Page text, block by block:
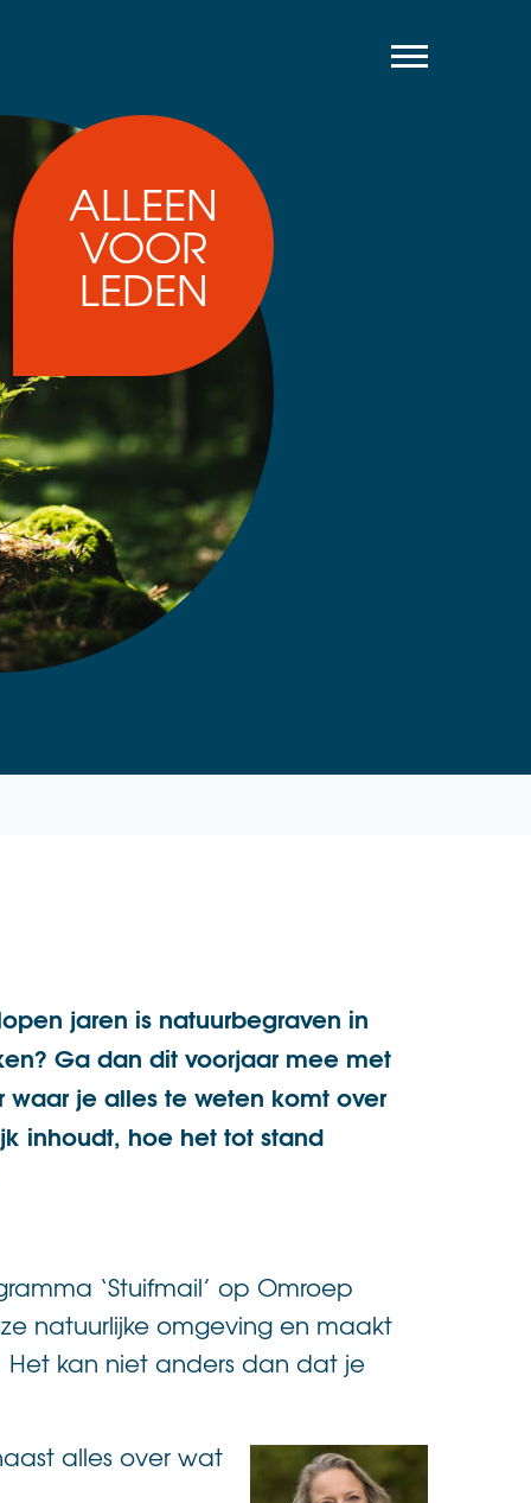
ALLEEN
VOOR
LEDEN
jaren is natuurbegraven in
Ga dan dit voorjaar mee met
je alles te weten komt over
inhoudt, hoe het tot stand
‘Stuifmail’ op Omroep
natuurlijke omgeving en maakt
kan niet anders dan dat je
alles over wat